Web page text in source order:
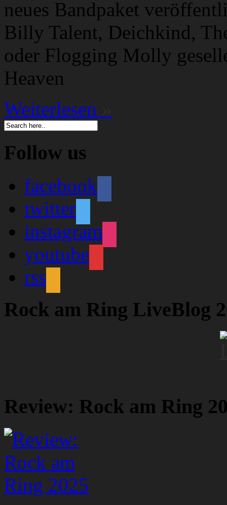
neues Bandpaket
Billy Talent, Deichkind,
oder Flogging Molly
Heaven
Weiterlesen
Follow us
facebook
twitter
instagram
youtube
rss
Rock am Ring LiveBlog
Review: Rock am Ring